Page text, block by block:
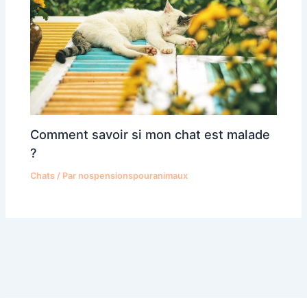
Comment savoir si mon chat est malade
?
Chats / Par nospensionspouranimaux